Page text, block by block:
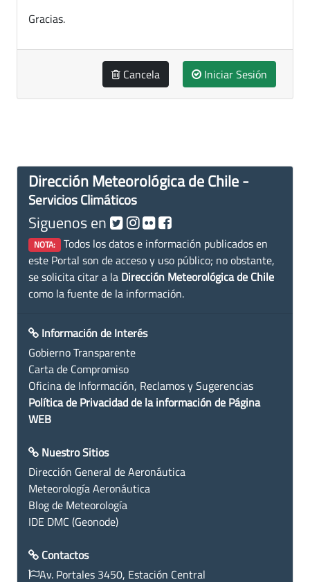
Gracias.
Cancela Iniciar Sesión
Dirección Meteorológica de Chile -
Servicios Climáticos
Siguenos en
NOTA: Todos los datos e información publicados en
este Portal son de acceso y uso público; no obstante,
se solicita citar a la Dirección Meteorológica de Chile
como la fuente de la información.
Información de Interés
Gobierno Transparente
Carta de Compromiso
Oficina de Información, Reclamos y Sugerencias
Política de Privacidad de la información de Página
WEB
Nuestro Sitios
Dirección General de Aeronáutica
Meteorología Aeronáutica
Blog de Meteorología
IDE DMC (Geonode)
Contactos
Av. Portales 3450, Estación Central